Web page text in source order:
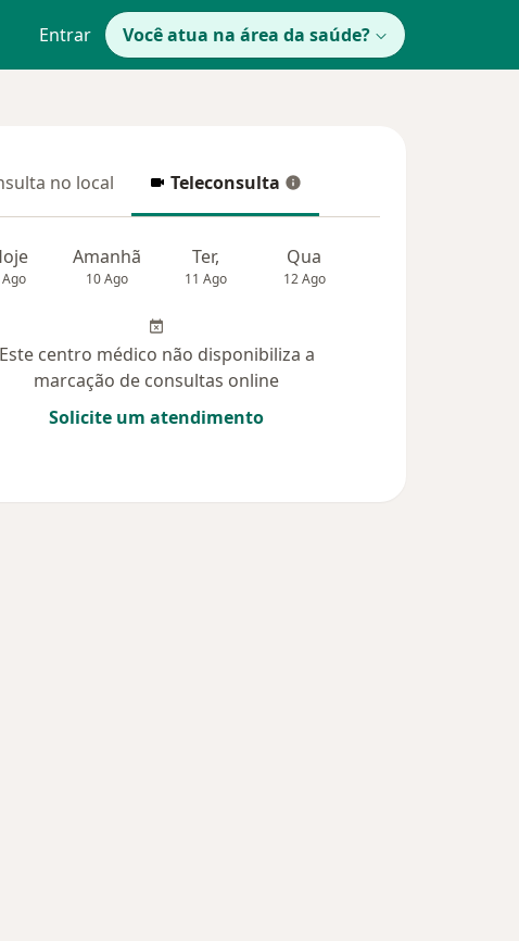
Entrar Você atua na área da saúde?
no local
no local Teleconsulta
Teleconsulta
Amanhã
10 Ago
Ter,
11 Ago
Qua
12 Ago
Este centro médico não disponibiliza a
marcação de consultas online
Solicite um atendimento